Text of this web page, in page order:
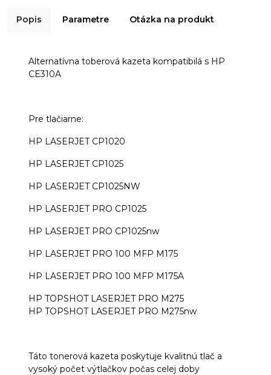
Popis Parametre Otázka na produkt
Alternatívna toberová kazeta kompatibilá s HP
CE310A
Pre tlačiarne:
HP LASERJET CP1020
HP LASERJET CP1025
HP LASERJET CP1025NW
HP LASERJET PRO CP1025
HP LASERJET PRO CP1025nw
HP LASERJET PRO 100 MFP M175
HP LASERJET PRO 100 MFP M175A
HP TOPSHOT LASERJET PRO M275
HP TOPSHOT LASERJET PRO M275nw
Táto tonerová kazeta poskytuje kvalitnú tlač a
vysoký počet výtlačkov počas celej doby